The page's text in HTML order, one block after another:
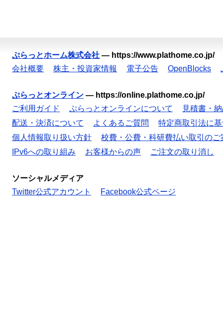
ぷらっとホーム株式会社 — https://www.plathome.co.jp/
会社概要
株主・投資家情報 電子公告 OpenBlocks
ぷらっとオンライン — https://online.plathome.co.jp/
ご利用ガイド
ぷらっとオンラインについて
見積書・
配送・決済について
よくあるご質問
特定商取引法に
個人情報取り扱い方針
校費・公費・科研費払い取引のご
IPv6への取り組み
お客様からの声 ご注文の取り消し
ソーシャルメディア
Twitter公式アカウント
Facebook公式ページ